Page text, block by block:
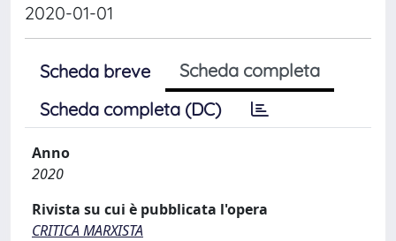
2020-01-01
Scheda breve
Scheda completa
Scheda completa (DC)
Anno
2020
Rivista su cui è pubblicata l'opera
CRITICA MARXISTA